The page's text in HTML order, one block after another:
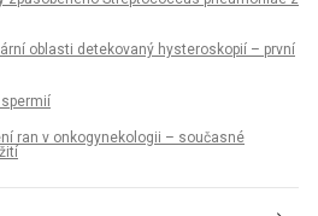
oblasti detekovaný hysteroskopií – první
ran v onkogynekologii – současné